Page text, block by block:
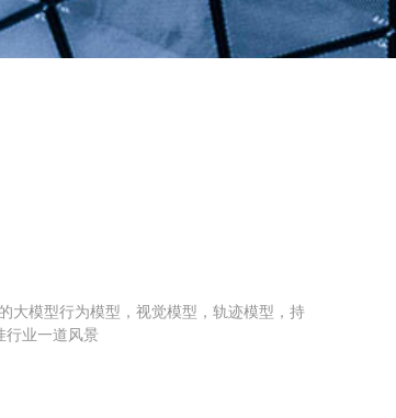
大模型行为模型，视觉模型，轨迹模型，持
行业一道风景